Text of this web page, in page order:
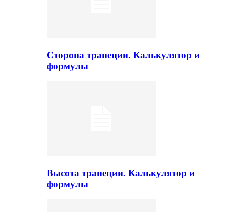
Сторона трапеции. Калькулятор и
формулы
Высота трапеции. Калькулятор и
формулы